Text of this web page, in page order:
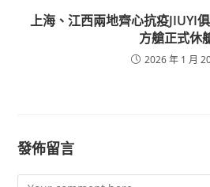
上海、江西兩地齊心抗疫JIUYI
方艙正式休
2026 年 1 月
發佈留言
Comment